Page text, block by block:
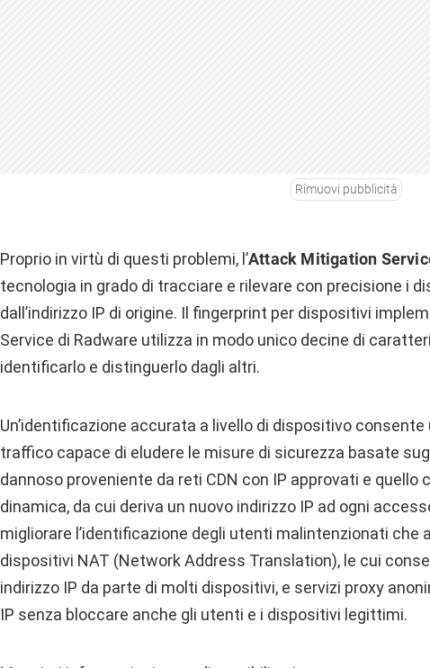
Rimuovi pubblicità
Proprio in virtù di questi problemi, l’Attack Mitigation
tecnologia in grado di tracciare e rilevare con precisione i
dall’indirizzo IP di origine. Il fingerprint per dispositivi
Service di Radware utilizza in modo unico decine di
identificarlo e distinguerlo dagli altri.
Un’identificazione accurata a livello di dispositivo
traffico capace di eludere le misure di sicurezza basate
dannoso proveniente da reti CDN con IP approvati e quello
dinamica, da cui deriva un nuovo indirizzo IP ad ogni
migliorare l’identificazione degli utenti malintenzionati che
dispositivi NAT (Network Address Translation), le cui
indirizzo IP da parte di molti dispositivi, e servizi proxy
IP senza bloccare anche gli utenti e i dispositivi legittimi.